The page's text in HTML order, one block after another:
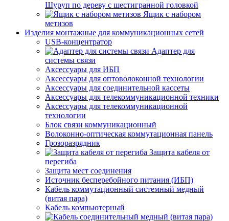
Шуруп по дереву с шестигранной головкой
Ящик с набором
метизов
Изделия монтажные для коммуникационных сетей
USB-концентратор
Адаптер для
системы связи
Аксессуары для ИБП
Аксессуары для оптоволоконной технологии
Аксессуары для соединительной кассеты
Аксессуары для телекоммуникационной техники
Аксессуары для телекоммуникационной
технологии
Блок связи коммуникационный
Волоконно-оптическая коммутационная панель
Грозоразрядник
Защита кабеля от
перегиба
Защита мест соединения
Источник бесперебойного питания (ИБП)
Кабель коммутационный системный медный
(витая пара)
Кабель компьютерный